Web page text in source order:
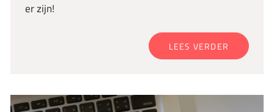
er zijn!
LEES VERDER